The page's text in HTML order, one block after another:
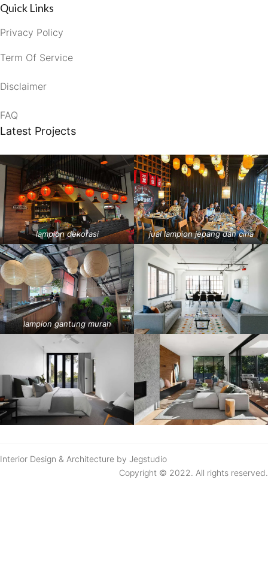
Quick Links
Privacy Policy
Term Of Service
Disclaimer
FAQ
Latest Projects
lampion dekorasi jual lampion jepang dan cina
lampion gantung murah
Interior Design & Architecture by Jegstudio
Copyright © 2022. All rights reserved.